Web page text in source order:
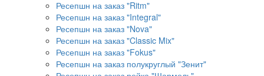
Ресепшн на заказ "Ritm"
Ресепшн на заказ "Integral"
Ресепшн на заказ "Nova"
Ресепшн на заказ "Classic Mix"
Ресепшн на заказ "Fokus"
Ресепшн на заказ полукруглый "Зенит"